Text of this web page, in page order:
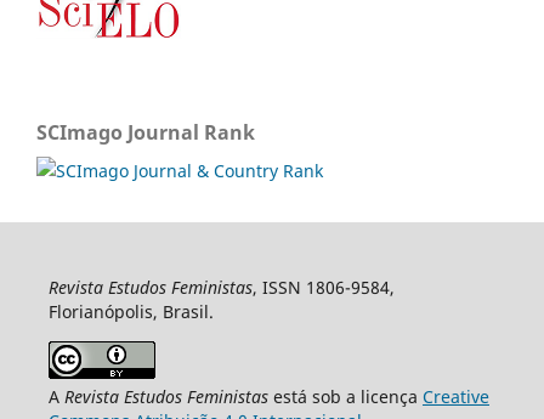
SCImago Journal Rank
Revista Estudos Feministas, ISSN 1806-9584,
Florianópolis, Brasil.
A Revista Estudos Feministasestá sob a licença Creative